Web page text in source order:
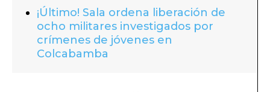
¡Último! Sala ordena liberación de
ocho militares investigados por
crímenes de jóvenes en
Colcabamba